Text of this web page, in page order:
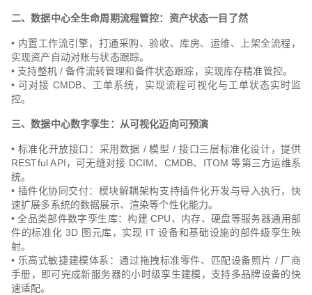
二、数据中心全生命周期流程管控：资产状态一目了然
• 内置工作流引擎，打通采购、验收、库房、运维、上架全流程，
实现资产自动对账与状态跟踪。
• 支持整机 / 备件流转管理和备件状态跟踪，实现库存精准管控。
• 可对接 CMDB、工单系统，实现流程可视化与工单状态实时监
控。
三、数据中心数字孪生：从可视化迈向可预演
• 标准化开放接口：采用数据 / 模型 / 接口三层标准化设计，提供
RESTful API，可无缝对接 DCIM、CMDB、ITOM 等第三方运维系
统。
• 插件化协同交付：模块解耦架构支持插件化开发与导入执行，快
速扩展多系统的数据展示、渲染等个性化能力。
• 全品类部件数字孪生库：构建 CPU、内存、硬盘等服务器通用部
件的标准化 3D 图元库，实现 IT 设备和基础设施的部件级孪生映
射。
• 乐高式敏捷建模体系：通过拖拽标准零件、匹配设备照片 / 厂商
手册，即可完成新服务器的小时级孪生建模，支持多品牌设备的快
速适配。